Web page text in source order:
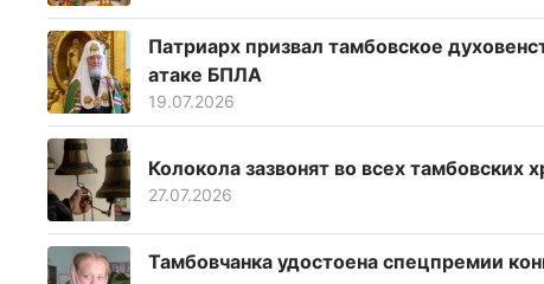
Патриарх призвал тамбовское
атаке БПЛА
19.07.2026
Колокола зазвонят во всех тамбовских
27.07.2026
Тамбовчанка удостоена спецпремии